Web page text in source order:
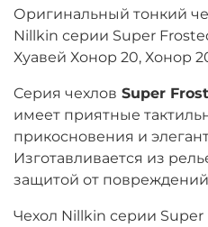
Оригинальный тонкий
Nillkin серии Super
Хуавей Хонор 20, Хонор
Cерия чехлов Super
имеет приятные
прикосновения и
Изготавливается из
защитой от
Чехол Nillkin серии Super